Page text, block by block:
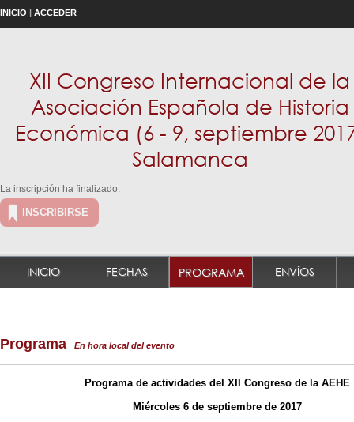
INICIO | ACCEDER
XII Congreso Internacional de la
Asociación Española de Historia
Económica (6 - 9, septiembre
Salamanca
La inscripción ha finalizado.
INSCRIBIRSE
INICIO FECHAS PROGRAMA ENVÍOS
Programa En hora local del evento
Programa de actividades del XII Congreso de la AEHE
Miércoles 6 de septiembre de 2017